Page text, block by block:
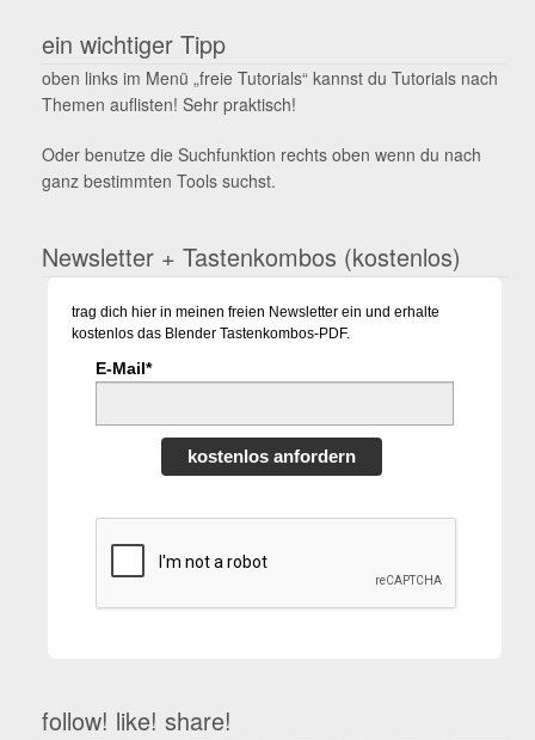
ein wichtiger Tipp
oben links im Menü „freie Tutorials“ kannst du Tutorials nach
Themen auflisten! Sehr praktisch!
Oder benutze die Suchfunktion rechts oben wenn du nach
ganz bestimmten Tools suchst.
Newsletter + Tastenkombos (kostenlos)
trag dich hier in meinen freien Newsletter ein und erhalte
kostenlos das Blender Tastenkombos-PDF.
E-Mail*
kostenlos anfordern
follow! like! share!